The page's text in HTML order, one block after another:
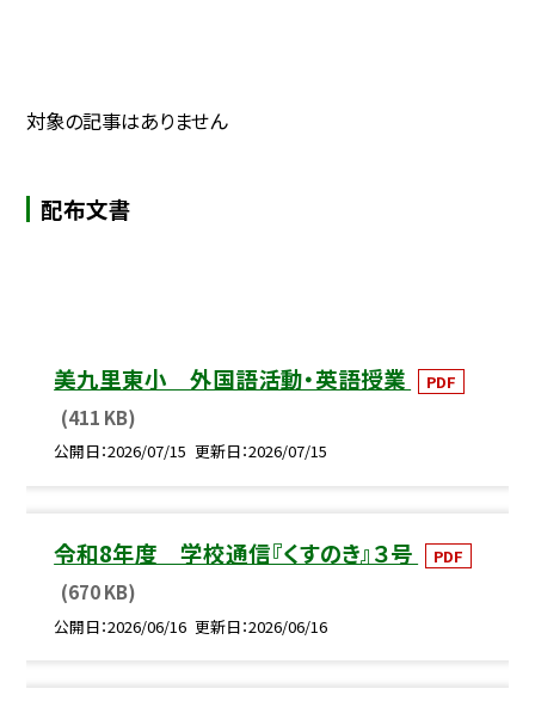
対象の記事はありません
配布文書
美九里東小 外国語活動・英語授業 PDF
(411 KB)
公開日 2026/07/15 更新日 2026/07/15
令和8年度 学校通信『くすのき』３号 PDF
(670 KB)
公開日 2026/06/16 更新日 2026/06/16